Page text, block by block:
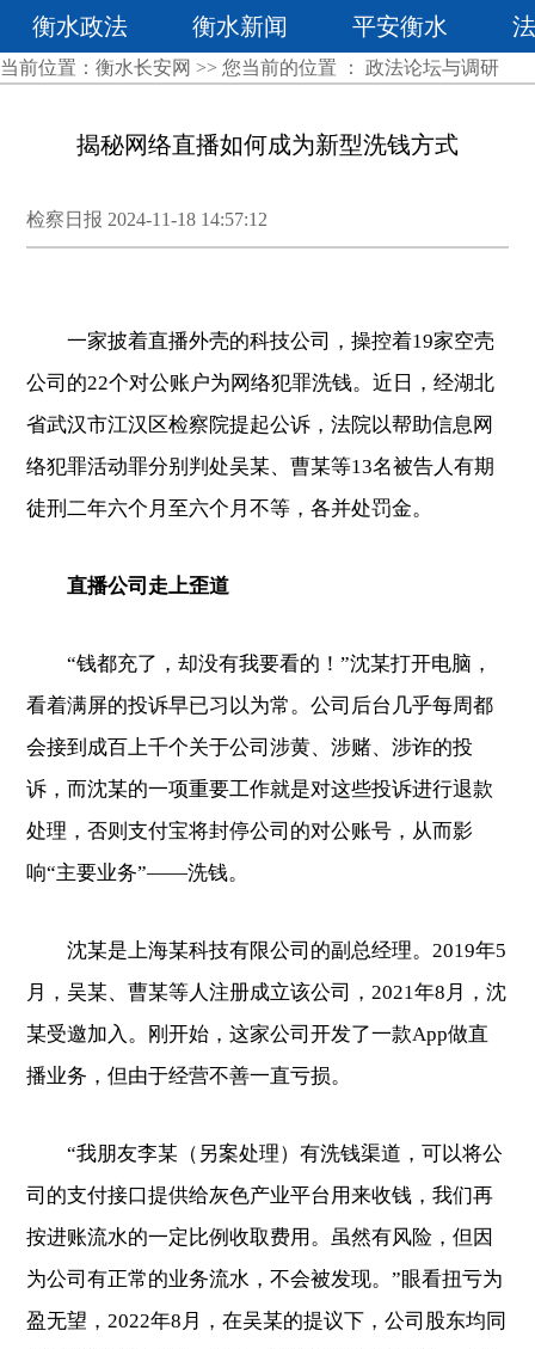
衡水政法 衡水新闻 平安衡水
当前位置： 衡水长安网 >> 您当前的位置 ： 政法论坛与调研
揭秘网络直播如何成为新型洗钱方式
检察日报 2024-11-18 14:57:12
一家披着直播外壳的科技公司，操控着19家空壳
公司的22个对公账户为网络犯罪洗钱。近日，经湖北
省武汉市江汉区检察院提起公诉，法院以帮助信息网
络犯罪活动罪分别判处吴某、曹某等13名被告人有期
徒刑二年六个月至六个月不等，各并处罚金。
直播公司走上歪道
“钱都充了，却没有我要看的！”沈某打开电脑，
看着满屏的投诉早已习以为常。公司后台几乎每周都
会接到成百上千个关于公司涉黄、涉赌、涉诈的投
诉，而沈某的一项重要工作就是对这些投诉进行退款
处理，否则支付宝将封停公司的对公账号，从而影
响“主要业务”——洗钱。
沈某是上海某科技有限公司的副总经理。2019年5
月，吴某、曹某等人注册成立该公司，2021年8月，沈
某受邀加入。刚开始，这家公司开发了一款App做直
播业务，但由于经营不善一直亏损。
“我朋友李某（另案处理）有洗钱渠道，可以将公
司的支付接口提供给灰色产业平台用来收钱，我们再
按进账流水的一定比例收取费用。虽然有风险，但因
为公司有正常的业务流水，不会被发现。”眼看扭亏为
盈无望，2022年8月，在吴某的提议下，公司股东均同